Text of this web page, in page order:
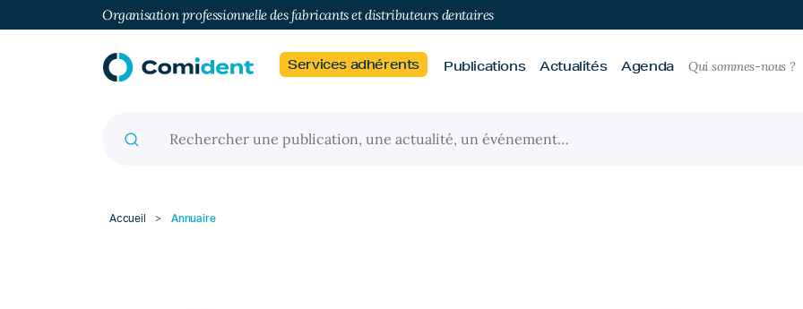
Organisation professionnelle des fabricants et distributeurs dentaires
Services adhérents Publications Actualités Agenda Qui sommes-nous ?
Accueil > Annuaire